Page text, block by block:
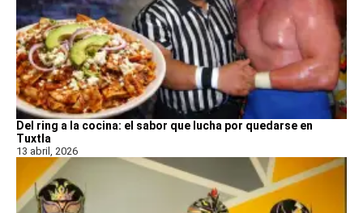
Del ring a la cocina: el sabor que lucha por quedarse en
Tuxtla
13 abril, 2026